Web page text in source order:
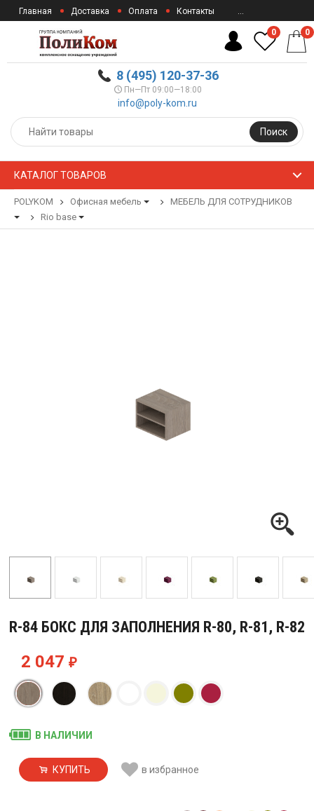
Главная Доставка Оплата Контакты ...
8 (495) 120-37-36
Пн—Пт 09:00—18:00
info@poly-kom.ru
Поиск
0 0
КАТАЛОГ ТОВАРОВ
POLYKOM Офисная мебель
МЕБЕЛЬ ДЛЯ СОТРУДНИКОВ
Rio base
R-84 БОКС ДЛЯ ЗАПОЛНЕНИЯ R-80, R-81, R-82
2 047 ₽
В НАЛИЧИИ
КУПИТЬ в избранное